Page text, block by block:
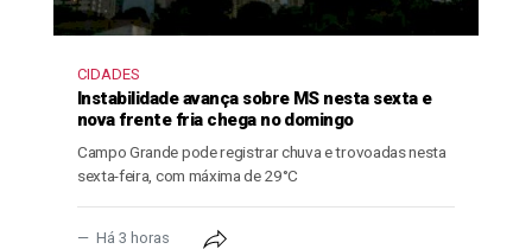
CIDADES
Instabilidade avança sobre MS nesta sexta e
nova frente fria chega no domingo
Campo Grande pode registrar chuva e trovoadas nesta
sexta-feira, com máxima de 29°C
Há 3 horas